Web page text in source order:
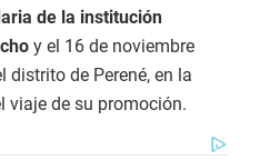
de la institución
y el 16 de noviembre
distrito de Perené, en la
viaje de su promoción.